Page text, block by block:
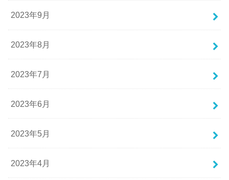
2023年9月
2023年8月
2023年7月
2023年6月
2023年5月
2023年4月